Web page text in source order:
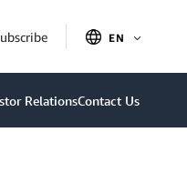
EN
RelationsContact Us